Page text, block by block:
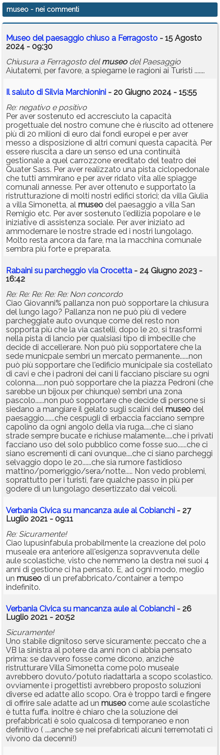
museo - nei commenti
Museo del paesaggio chiuso a Ferragosto - 15 Agosto
2024 - 09:30
Chiusura a Ferragosto delmuseodel Paesaggio
Aiutatemi, per favore, a spiegarne le ragioni ai Turisti .......
Il saluto di Silvia Marchionini - 20 Giugno 2024 - 15:55
Re: negativo e positivo
Per aver sostenuto ed accresciuto la capacità
progettuale del nostro comune che è riuscito ad ottenere
più di 20 milioni di euro dai fondi europei e per aver
messo a disposizione di altri comuni questa capacità. Per
essere riuscita a dare un senso ed una continuità
gestionale a quel carrozzone ereditato del teatro dei
Quater Sass. Per aver realizzato una pista ciclopedonale
che tutti ammirano e per aver ridato vita alle spiagge
comunali annesse. Per aver ottenuto e supportato la
ristrutturazione di molti nostri edifici storici; da villa Giulia
a villa Simonetta, al museo del paesaggio a villa San
Remigio etc. Per aver sostenuto l'edilizia popolare e le
iniziative di assistenza sociale. Per aver iniziato ad
ammodernare le nostre strade ed i nostri lungolago.
Molto resta ancora da fare, ma la macchina comunale
sembra più forte e preparata.
Rabaini su parcheggio via Crocetta - 24 Giugno 2023 -
16:42
Re: Re: Re: Re: Re: Non concordo
Ciao Giovanni% pallanza non può sopportare la chiusura
del lungo lago? Pallanza non ne può più di vedere
parcheggiate auto ovunque come del resto non
sopporta più che la via castelli, dopo le 20, si trasformi
nella pista di lancio per qualsiasi tipo di imbecille che
decide di accellerare. Non può più sopportatere che la
sede municpale sembri un mercato permanente......non
può più sopportare che l'edificio municipale sia costellato
di cavi e che i padroni dei cani li facciano pisciare su ogni
colonna......non può sopportare che la piazza Pedroni (che
sarebbe un bijoux per chiunque) sembri una zona
pascolo......non può sopportare che decide di persone si
siedano a mangiare il gelato sugli scalini del museo del
paesaggio.......che cespugli di erbaccia facciano sempre
capolino da ogni angolo della via ruga.....che ci siano
strade sempre bucate e richiuse malamente.....che i privati
facciano uso del solo pubblico come fosse suo......che ci
siano escrementi di cani ovunque....che ci siano parcheggi
selvaggio dopo le 20......che sia rumore fastidioso
mattino/pomeriggio/sera/notte..... Non vedo problemi,
soprattutto per i turisti, fare qualche passo in più per
godere di un lungolago desertizzato dai veicoli.
Verbania Civica su mancanza aule al Cobianchi - 27
Luglio 2021 - 09:11
Re: Sicuramente!
Ciao lupusinfabula probabilmente la creazione del polo
museale era anteriore all'esigenza sopravvenuta delle
aule scolastiche, visto che nemmeno la destra nei suoi 4
anni di gestione ci ha pensato. E, ad ogni modo, meglio
un museo di un prefabbricato/container a tempo
indefinito.
Verbania Civica su mancanza aule al Cobianchi - 26
Luglio 2021 - 20:52
Sicuramente!
Uno stabile dignitoso serve sicuramente: peccato che a
VB la sinistra al potere da anni non ci abbia pensato
prima: se davvero fosse come dicono, anzichè
ristrutturare Villa Simonetta come polo museale
avrebbero dovuto/potuto riadattarla a scopo scolastico.
ovviamente i progettisti avrebbero proposto soluzioni
diverse ed adatte allo scopo. Ora è troppo tardi e fingere
di offrire sale adatte ad un museo come aule scolastiche
è tutta fuffa. inoltre è chiaro che la soluzione dei
prefabbricati è solo qualcosa di temporaneo e non
definitivo ( ....anche se nei prefabricati alcuni terremotati ci
vivono da decenni!)